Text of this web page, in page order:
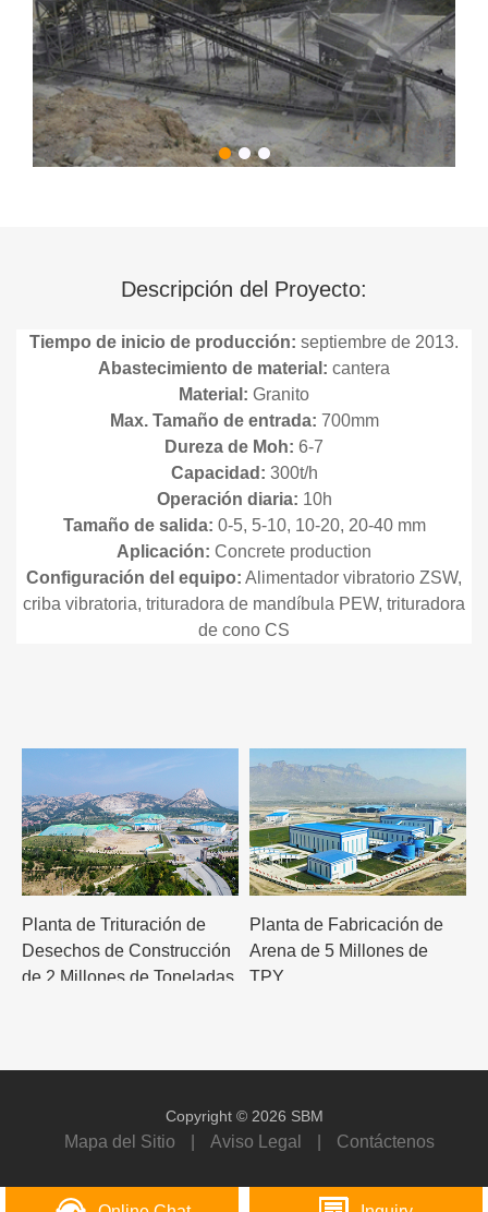
Descripción del Proyecto:
Tiempo de inicio de producción: septiembre de 2013.
Abastecimiento de material: cantera
Material: Granito
Max. Tamaño de entrada: 700mm
Dureza de Moh: 6-7
Capacidad: 300t/h
Operación diaria: 10h
Tamaño de salida: 0-5, 5-10, 10-20, 20-40 mm
Aplicación: Concrete production
Configuración del equipo: Alimentador vibratorio ZSW,
criba vibratoria, trituradora de mandíbula PEW, trituradora
de cono CS
Planta de Trituración de
Desechos de Construcción
de 2 Millones de Toneladas
Planta de Fabricación de
Arena de 5 Millones de
TPY
Copyright © 2026 SBM
Mapa del Sitio Aviso Legal Contáctenos